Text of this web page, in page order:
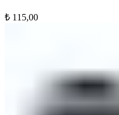
₺ 115,00